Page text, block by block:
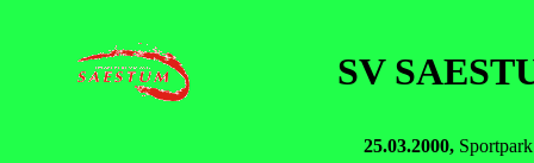
SV
25.03.2000,